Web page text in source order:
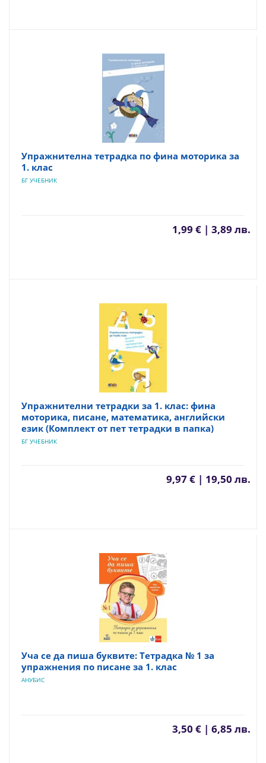
Упражнителна тетрадка по фина моторика за
1. клас
БГ УЧЕБНИК
1,99 € | 3,89 лв.
Упражнителни тетрадки за 1. клас: фина
моторика, писане, математика, английски
език (Комплект от пет тетрадки в папка)
БГ УЧЕБНИК
9,97 € | 19,50 лв.
Уча се да пиша буквите: Тетрадка № 1 за
упражнения по писане за 1. клас
АНУБИС
3,50 € | 6,85 лв.